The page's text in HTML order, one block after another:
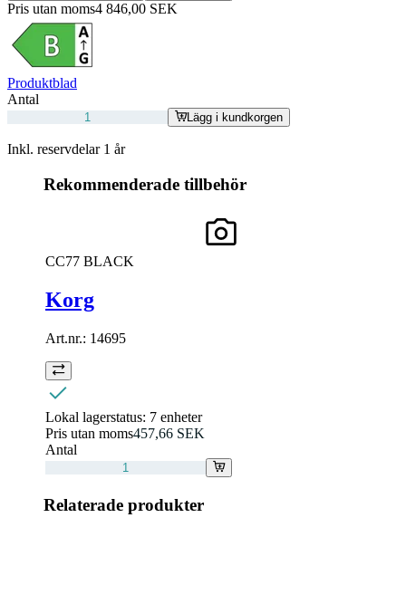
Pris utan moms4 846,00 SEK
Produktblad
Antal
Lägg i kundkorgen
Inkl. reservdelar 1 år
Rekommenderade tillbehör
CC77 BLACK
Korg
Art.nr.: 14695
Lokal lagerstatus: 7 enheter
Pris utan moms457,66 SEK
Antal
Relaterade produkter